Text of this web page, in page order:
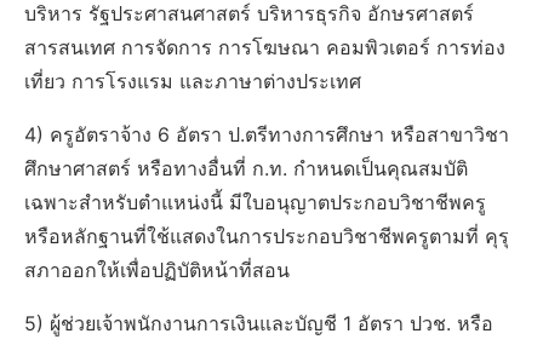
บริหาร รัฐประศาสนศาสตร์ บริหารธุรกิจ อักษรศาสตร์
สารสนเทศ การจัดการ การโฆษณา คอมพิวเตอร์ การท่อง
เที่ยว การโรงแรม และภาษาต่างประเทศ
4) ครูอัตราจ้าง 6 อัตรา ป.ตรีทางการศึกษา หรือสาขาวิชา
ศึกษาศาสตร์ หรือทางอื่นที่ ก.ท. กำหนดเป็นคุณสมบัติ
เฉพาะสำหรับตำแหน่งนี้ มีใบอนุญาตประกอบวิชาชีพครู
หรือหลักฐานที่ใช้แสดงในการประกอบวิชาชีพครูตามที่ คุรุ
สภาออกให้เพื่อปฏิบัติหน้าที่สอน
5) ผู้ช่วยเจ้าพนักงานการเงินและบัญชี 1 อัตรา ปวช. หรือ